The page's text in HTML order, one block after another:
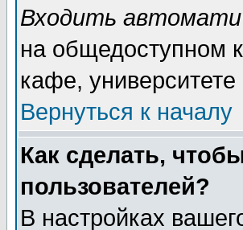
Входить
на общедоступном
кафе, университете
Вернуться к началу
Как сделать,
пользователей?
В настройках